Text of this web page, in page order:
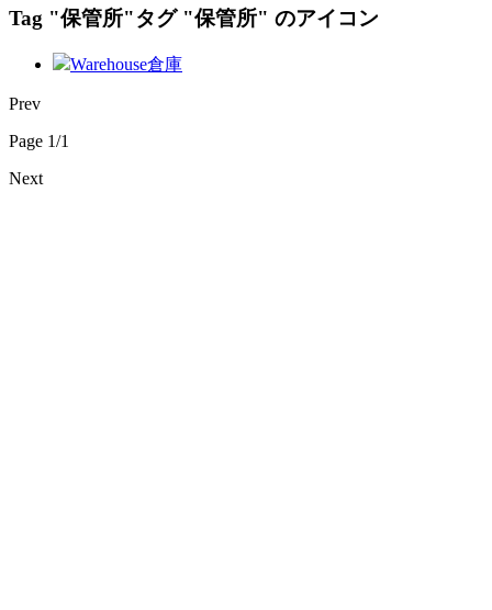
Tag "保管所"タグ "保管所" のアイコン
Warehouse倉庫
Prev
Page 1/1
Next